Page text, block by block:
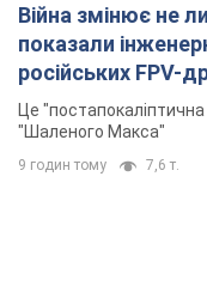
Війна змінює не
показали
російських FPV-
Це "постапокаліптична
"Шаленого Макса"
9 годин тому 7,6 т.